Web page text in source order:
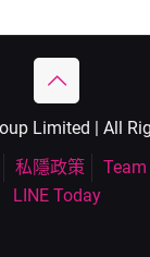
Limited | All
私隱政策 Team
LINE Today